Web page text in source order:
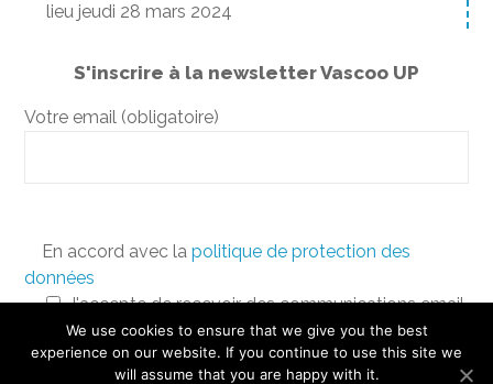
lieu jeudi 28 mars 2024
S'inscrire à la newsletter Vascoo UP
Votre email (obligatoire)
En accord avec lapolitique de protection des
données
J'accepte de recevoir des communications email
de la part de Vascoo UP.
We use cookies to ensure that we give you the best
experience on our website. If you continue to use this site we
will assume that you are happy with it.